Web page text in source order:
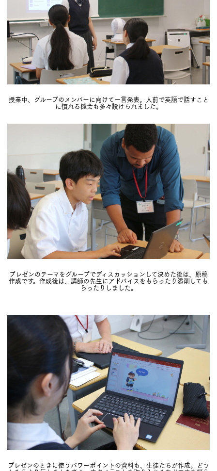
授業中、グループのメンバーに向けて一言発表。人前で英語で話すこと
に慣れる機会も多々設けられました。
プレゼンのテーマをグループでディスカッションして決めた後は、原稿
作成です。作成後は、講師の先生にアドバイスをもらったり添削しても
らったりしました。
プレゼンのときに使うパワーポイントの資料も、生徒たちが作成。どう